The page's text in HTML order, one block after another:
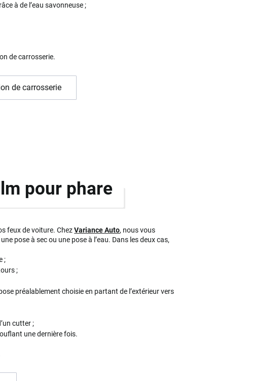
à de l’eau savonneuse ;
de carrosserie.
de carrosserie
pour phare
feux de voiture. ChezVariance Auto, nous vous
pose à sec ou une pose à l’eau. Dans les deux cas,
;
;
préalablement choisie en partant de l’extérieur vers
cutter ;
une dernière fois.